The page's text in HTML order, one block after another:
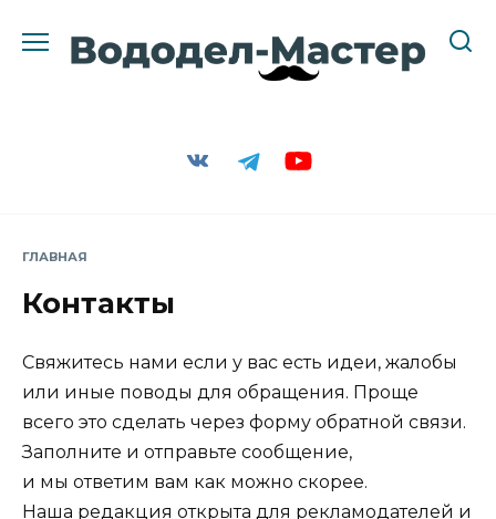
содержанию
ГЛАВНАЯ
Контакты
Свяжитесь нами если у вас есть идеи, жалобы
или иные поводы для обращения. Проще
всего это сделать через форму обратной связи.
Заполните и отправьте сообщение,
и мы ответим вам как можно скорее.
Наша редакция открыта для рекламодателей и